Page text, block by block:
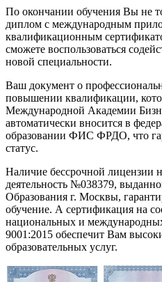
По окончании обучения Вы не
диплом с международным
квалификационным
сможете воспользоваться
новой специальности.
Ваш документ о
повышении квалификации,
Международной Академии
автоматически вносится в
образовании ФИС ФРДО, что
статус.
Наличие бессрочной лицензии
деятельность №038379,
Образования г. Москвы,
обучение. А сертификация на
национальных и
9001:2015 обеспечит Вам
образовательных услуг.